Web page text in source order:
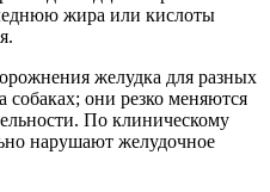
жира или кислоты
желудка для разных
они резко меняются
По клиническому
нарушают желудочное